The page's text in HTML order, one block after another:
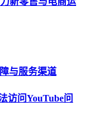
与服务渠道
访问YouTube问